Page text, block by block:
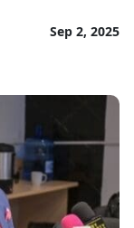
Sep 2, 2025